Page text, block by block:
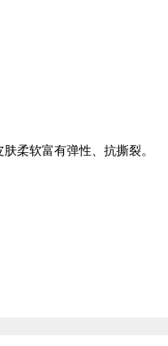
柔软富有弹性、抗撕裂。